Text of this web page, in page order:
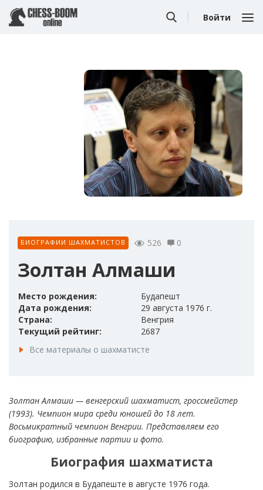
Войти
БИОГРАФИИ ШАХМАТИСТОВ 526 0
Золтан Алмаши
Место рождения:
Будапешт
Дата рождения:
29 августа 1976 г.
Страна:
Венгрия
Текущий рейтинг:
2687
Все материалы о шахматисте
Золтан Алмаши — венгерский шахматист, гроссмейстер
(1993). Чемпион мира среди юношей до 18 лет.
Восьмикратный чемпион Венгрии. Представляем его
биографию, избранные партии и фото.
Биография шахматиста
Золтан родился в Будапеште в августе 1976 года.